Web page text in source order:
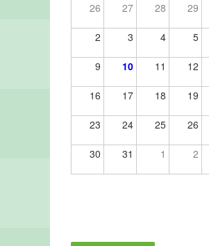
26 27 28 29
2 3 4 5
9 10 11 12
16 17 18 19
23 24 25 26
30 31 1 2